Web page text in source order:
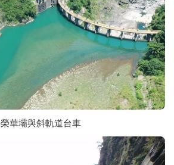
榮華壩與斜軌道台車